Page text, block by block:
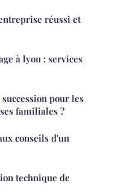
réussi et
à lyon : services
pour les
familiales ?
conseils d'un
technique de